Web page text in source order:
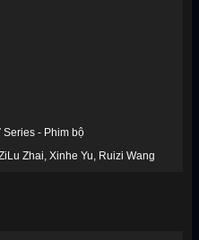
Series - Phim bộ
Zhai Xinhe Yu Ruizi Wang